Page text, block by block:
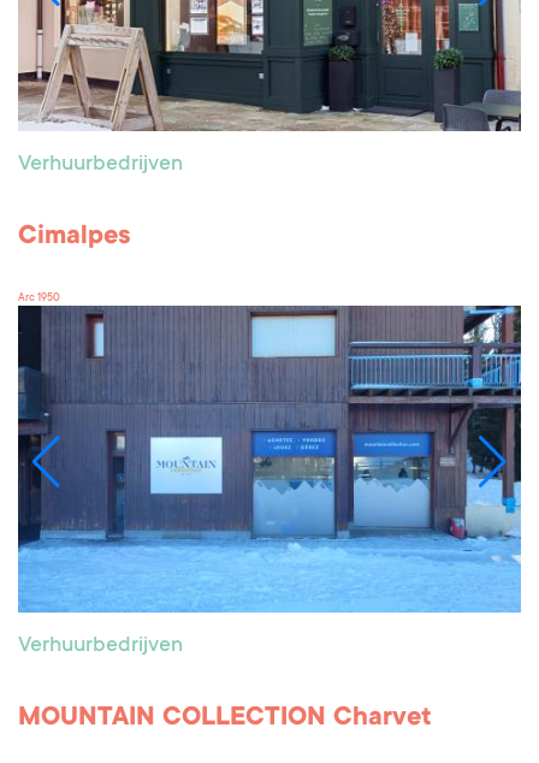
Verhuurbedrijven
Cimalpes
Arc 1950
Verhuurbedrijven
MOUNTAIN COLLECTION Charvet